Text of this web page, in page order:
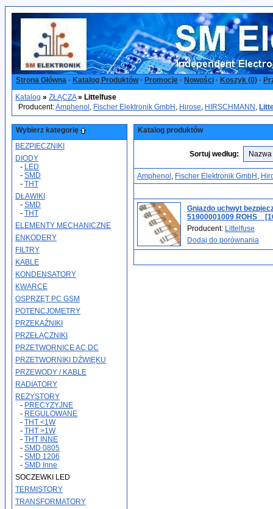
Strona Główna · Katalog Produktów· Promocje · Nowości · Koszyk (0) ·
Katalog » ZŁĄCZA » Littelfuse
Producent:Amphenol , Fischer Elektronik GmbH , Hirose, HIRSCHMANN ,
Wybierz kategorię
BEZPIECZNIKI
DIODY
- LED
- SMD
- THT
DŁAWIKI
- SMD
- THT
ELEMENTY MECHANICZNE
ENKODERY
FILTRY
KABLE
KONDENSATORY
KWARCE
OSPRZĘT PC GSM
POTENCJOMETRY
PRZEKAŹNIKI
PRZEŁĄCZNIKI
PRZETWORNICE AC DC
PRZETWORNIKI DŹWIĘKU
PRZEWODY / KABLE
RADIATORY
REZYSTORY
- PRECYZYJNE
- REGULOWANE
- THT <1W
- THT >1W
- THT INNE
- SMD 0805
- SMD 1206
- SMD Inne
SOCZEWKI LED
TERMISTORY
TRANSFORMATORY
Katalog produktów
Sortuj według:
Amphenol , Fischer Elektronik GmbH ,
Gniazdo uchwyt
51900001009 ROHS _
Producent: Littelfuse
Dodaj do porównania